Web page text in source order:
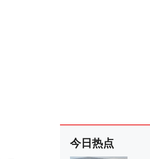
今日热点